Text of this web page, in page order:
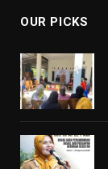
OUR PICKS